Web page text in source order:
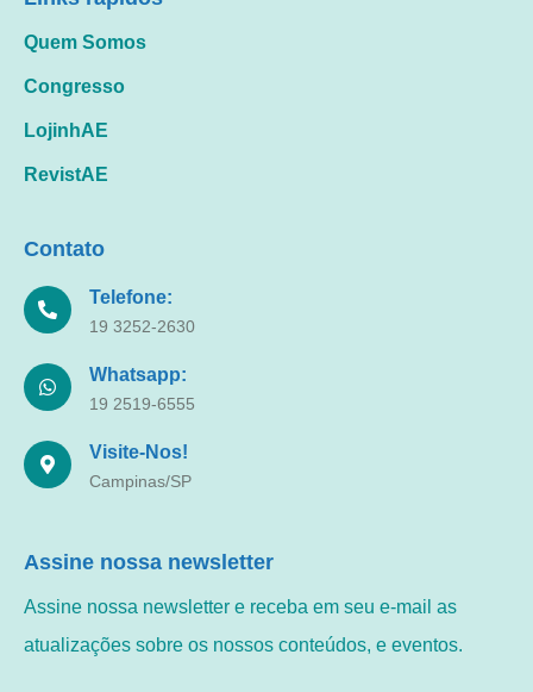
Quem Somos
Congresso
LojinhAE
RevistAE
Contato
Telefone:
19 3252-2630
Whatsapp:
19 2519-6555
Visite-Nos!
Campinas/SP
Assine nossa newsletter
Assine nossa newsletter e receba em seu e-mail as
atualizações sobre os nossos conteúdos, e eventos.